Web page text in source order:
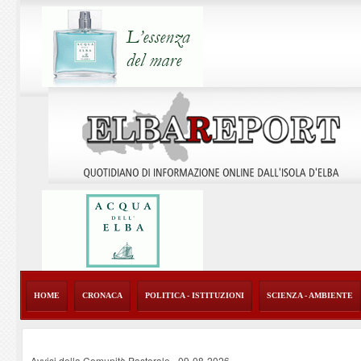
HOME CRONACA POLITICA - ISTITUZIONI SCIENZA - AMBIENTE